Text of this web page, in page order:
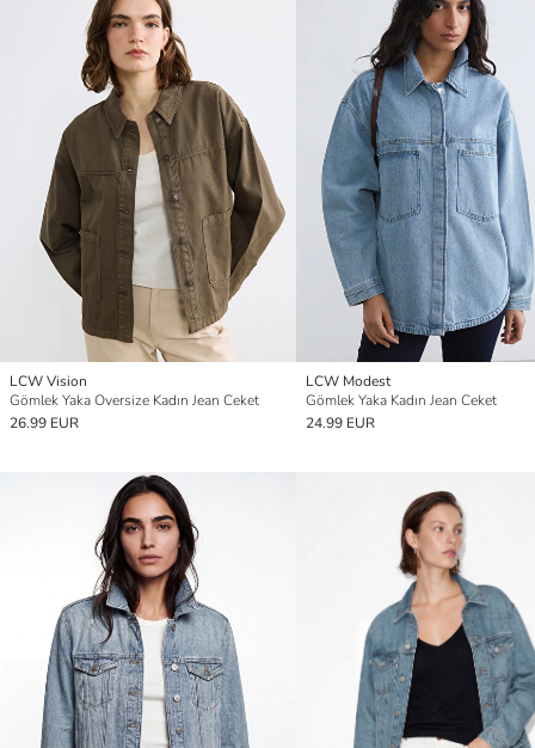
LCW Vision
Gömlek Yaka Oversize Kadın Jean Ceket
26.99 EUR
LCW Modest
Gömlek Yaka Kadın Jean Ceket
24.99 EUR